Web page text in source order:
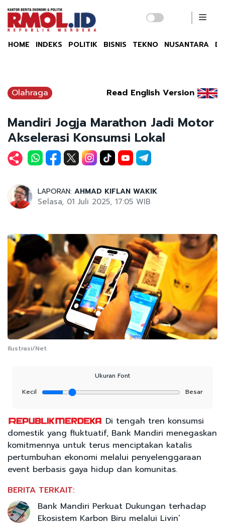
HOME INDEKS POLITIK BISNIS TEKNO NUSANTARA
Olahraga Read English Version
Mandiri Jogja Marathon Jadi Motor
Akselerasi Konsumsi Lokal
LAPORAN: AHMAD KIFLAN WAKIK
Selasa, 01 Juli 2025, 17:05 WIB
Ilustrasi/Net
Ukuran Font
Kecil
Besar
Di tengah tren konsumsi
domestik yang fluktuatif, Bank Mandiri menegaskan
komitmennya untuk terus menciptakan katalis
pertumbuhan ekonomi melalui penyelenggaraan
event berbasis gaya hidup dan komunitas.
BERITA TERKAIT:
Bank Mandiri Perkuat Dukungan terhadap
Ekosistem Karbon Biru melalui Livin’